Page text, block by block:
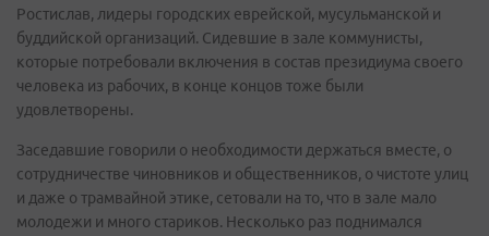
Ростислав, лидеры городских еврейской, мусульманской и
буддийской организаций. Сидевшие в зале коммунисты,
которые потребовали включения в состав президиума своего
человека из рабочих, в конце концов тоже были
удовлетворены.
Заседавшие говорили о необходимости держаться вместе, о
сотрудничестве чиновников и общественников, о чистоте улиц
и даже о трамвайной этике, сетовали на то, что в зале мало
молодежи и много стариков. Несколько раз поднимался